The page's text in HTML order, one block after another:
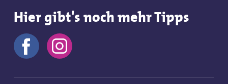
Hier gibt's noch mehr Tipps